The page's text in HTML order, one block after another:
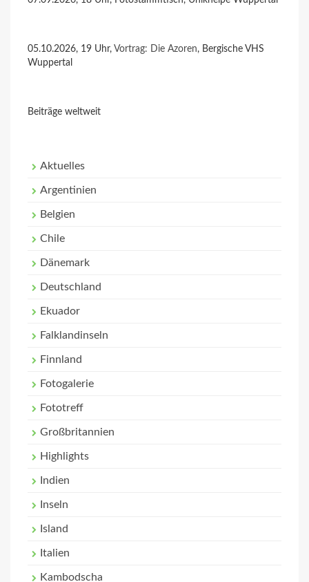
05.10.2026, 19 Uhr, Vortrag: Die Azoren, Bergische VHS
Wuppertal
Beiträge weltweit
Aktuelles
Argentinien
Belgien
Chile
Dänemark
Deutschland
Ekuador
Falklandinseln
Finnland
Fotogalerie
Fototreff
Großbritannien
Highlights
Indien
Inseln
Island
Italien
Kambodscha